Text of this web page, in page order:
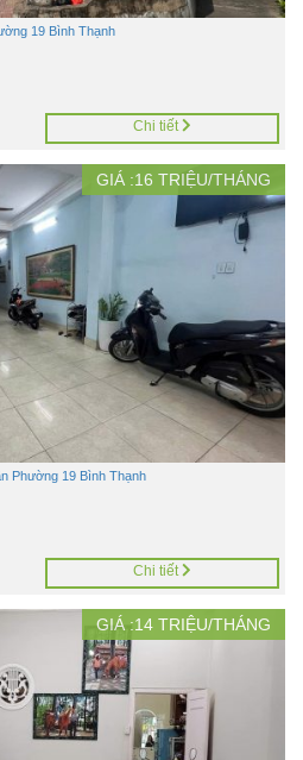
19 Bình Thạnh
Chi tiết
GIÁ :16 TRIỆU/THÁNG
Phường 19 Bình Thạnh
Chi tiết
GIÁ :14 TRIỆU/THÁNG